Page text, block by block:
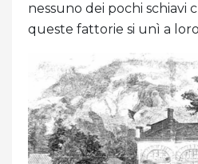
nessuno dei pochi schiavi
queste fattorie si unì a